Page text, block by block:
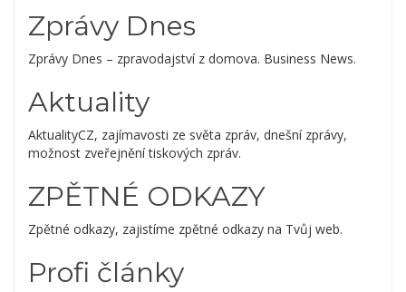
Zprávy Dnes
Zprávy Dnes – zpravodajství z domova. Business News.
Aktuality
AktualityCZ, zajímavosti ze světa zpráv, dnešní zprávy,
možnost zveřejnění tiskových zpráv.
ZPĚTNÉ ODKAZY
Zpětné odkazy, zajistíme zpětné odkazy na Tvůj web.
Profi články